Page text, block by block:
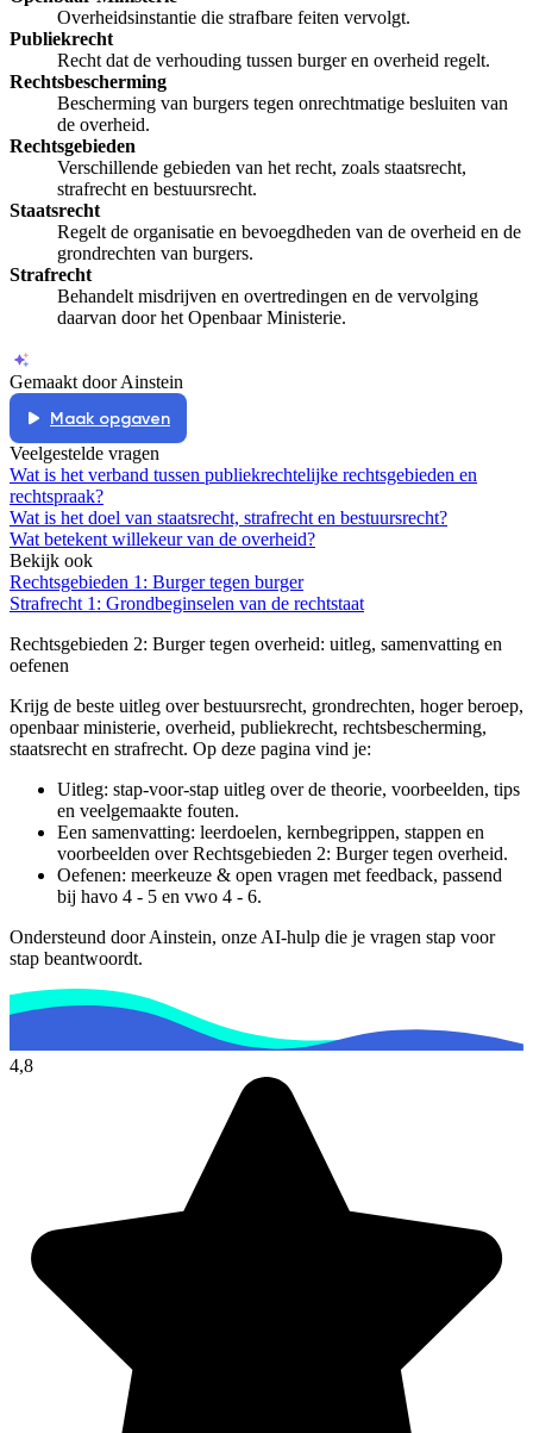
Overheidsinstantie die strafbare feiten vervolgt.
Publiekrecht
Recht dat de verhouding tussen burger en overheid regelt.
Rechtsbescherming
Bescherming van burgers tegen onrechtmatige besluiten van
de overheid.
Rechtsgebieden
Verschillende gebieden van het recht, zoals staatsrecht,
strafrecht en bestuursrecht.
Staatsrecht
Regelt de organisatie en bevoegdheden van de overheid en de
grondrechten van burgers.
Strafrecht
Behandelt misdrijven en overtredingen en de vervolging
daarvan door het Openbaar Ministerie.
Gemaakt door Ainstein
Maak opgaven
Veelgestelde vragen
Wat is het verband tussen publiekrechtelijke rechtsgebieden en
rechtspraak?
Wat is het doel van staatsrecht, strafrecht en bestuursrecht?
Wat betekent willekeur van de overheid?
Bekijk ook
Rechtsgebieden 1: Burger tegen burger
Strafrecht 1: Grondbeginselen van de rechtstaat
Rechtsgebieden 2: Burger tegen overheid: uitleg, samenvatting en
oefenen
Krijg de beste uitleg over bestuursrecht, grondrechten, hoger beroep,
openbaar ministerie, overheid, publiekrecht, rechtsbescherming,
staatsrecht en strafrecht. Op deze pagina vind je:
Uitleg: stap-voor-stap uitleg over de theorie, voorbeelden, tips
en veelgemaakte fouten.
Een samenvatting: leerdoelen, kernbegrippen, stappen en
voorbeelden overRechtsgebieden 2: Burger tegen overheid.
Oefenen: meerkeuze & open vragen met feedback, passend
bij havo 4 - 5 en vwo 4 - 6.
Ondersteund door Ainstein, onze AI-hulp die je vragen stap voor
stap beantwoordt.
4,8